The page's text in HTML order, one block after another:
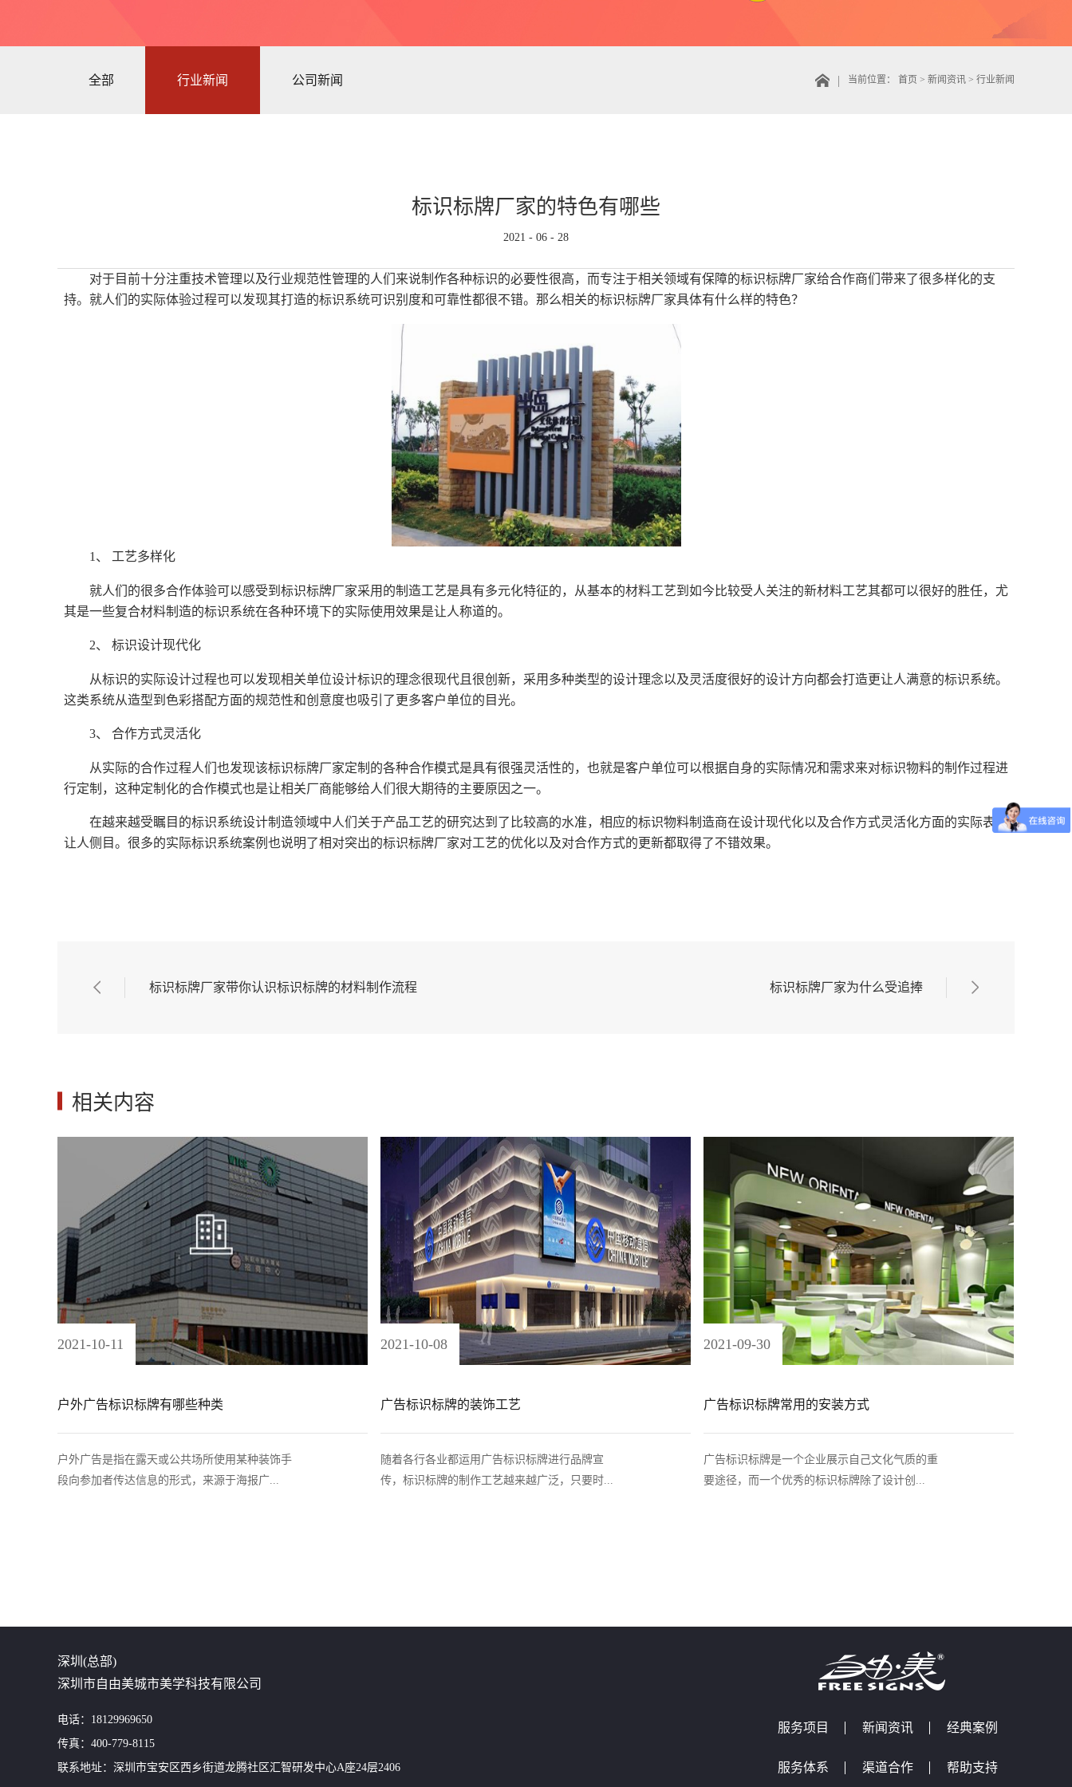
当前位置： 首页 > 新闻资讯 > 行业新闻
全部 行业新闻 公司新闻
标识标牌厂家的特色有哪些
2021 - 06 - 28
对于目前十分注重技术管理以及行业规范性管理的人们来说制作各种标识的必要性很高，而专注于相关领域有保障的标识标牌厂家给合作商们带来了很多样化的支
持。就人们的实际体验过程可以发现其打造的标识系统可识别度和可靠性都很不错。那么相关的标识标牌厂家具体有什么样的特色？
1、 工艺多样化
就人们的很多合作体验可以感受到标识标牌厂家采用的制造工艺是具有多元化特征的，从基本的材料工艺到如今比较受人关注的新材料工艺其都可以很好的胜任，尤
其是一些复合材料制造的标识系统在各种环境下的实际使用效果是让人称道的。
2、 标识设计现代化
从标识的实际设计过程也可以发现相关单位设计标识的理念很现代且很创新，采用多种类型的设计理念以及灵活度很好的设计方向都会打造更让人满意的标识系统。
这类系统从造型到色彩搭配方面的规范性和创意度也吸引了更多客户单位的目光。
3、 合作方式灵活化
从实际的合作过程人们也发现该标识标牌厂家定制的各种合作模式是具有很强灵活性的，也就是客户单位可以根据自身的实际情况和需求来对标识物料的制作过程进
行定制，这种定制化的合作模式也是让相关厂商能够给人们很大期待的主要原因之一。
在越来越受瞩目的标识系统设计制造领域中人们关于产品工艺的研究达到了比较高的水准，相应的标识物料制造商在设计现代化以及合作方式灵活化方面的实际表现
让人侧目。很多的实际标识系统案例也说明了相对突出的标识标牌厂家对工艺的优化以及对合作方式的更新都取得了不错效果。
标识标牌厂家带你认识标识标牌的材料制作流程 标识标牌厂家为什么受追捧
相关内容
户外广告标识标牌有哪些种类
2021-10-11
户外广告是指在露天或公共场所使用某种装饰手
段向参加者传达信息的形式，来源于海报广...
广告标识标牌的装饰工艺
2021-10-08
随着各行各业都运用广告标识标牌进行品牌宣
传，标识标牌的制作工艺越来越广泛，只要时...
广告标识标牌常用的安装方式
2021-09-30
广告标识标牌是一个企业展示自己文化气质的重
要途径，而一个优秀的标识标牌除了设计创...
深圳(总部)
深圳市自由美城市美学科技有限公司
电话：18129969650
传真：400-779-8115
联系地址：深圳市宝安区西乡街道龙腾社区汇智研发中心A座24层2406
服务项目 新闻资讯 经典案例
服务体系 渠道合作 帮助支持